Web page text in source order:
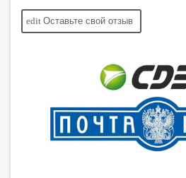
edit Оставьте свой отзыв